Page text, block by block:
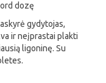
dozę
gydytojas,
ir neįprastai plakti
ligoninę. Su